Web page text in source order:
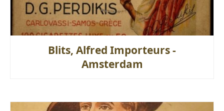
Blits, Alfred Importeurs -
Amsterdam